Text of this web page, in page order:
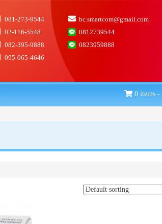
081-273-9544
bc.smartcom@gmail.com
02-116-5548
0812739544
082-395-9888
0823959888
095-065-4646
0 items -